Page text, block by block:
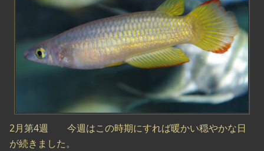
2月第4週 今週はこの時期にすれば暖かい穏やかな日
が続きました。